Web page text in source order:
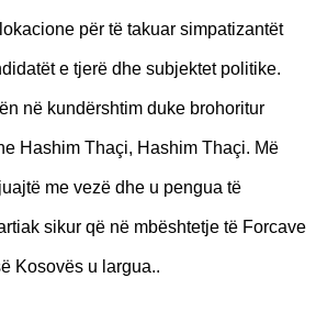
për të takuar simpatizantët
e tjerë dhe subjektet politike.
në kundërshtim duke brohoritur
Hashim Thaçi, Hashim Thaçi. Më
me vezë dhe u pengua të
sikur që në mbështetje të Forcave
Kosovës u largua..